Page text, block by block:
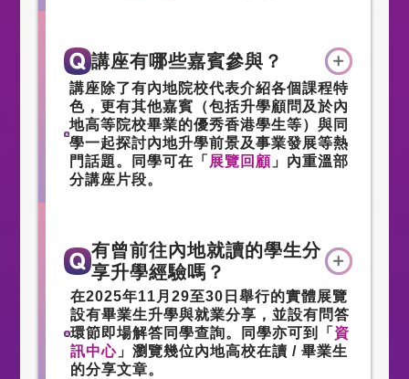
講座有哪些嘉賓參與？
講座除了有內地院校代表介紹各個課程特
色，更有其他嘉賓（包括升學顧問及於內
地高等院校畢業的優秀香港學生等）與同
學一起探討內地升學前景及事業發展等熱
門話題。同學可在「 展覽回顧 」內重溫部
分講座片段。
有曾前往內地就讀的學生分
享升學經驗嗎？
在2025年11月29至30日舉行的實體展覽
設有畢業生升學與就業分享，並設有問答
環節即場解答同學查詢。同學亦可到「 資
訊中心 」瀏覽幾位內地高校在讀 / 畢業生
的分享文章。